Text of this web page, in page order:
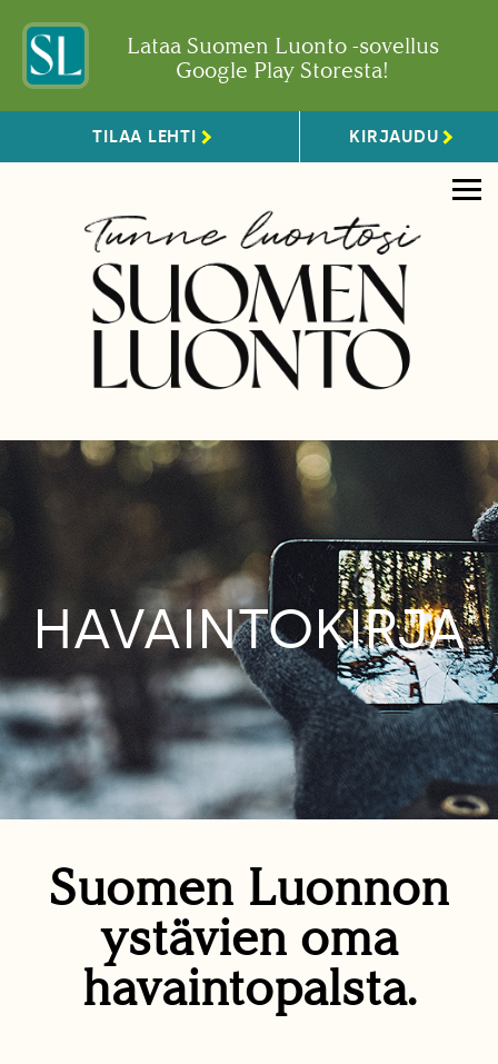
Lataa Suomen Luonto -sovellus
Google Play Storesta!
TILAA LEHTI KIRJAUDU
HAVAINTOKIRJA
Suomen Luonnon
ystävien oma
havaintopalsta.